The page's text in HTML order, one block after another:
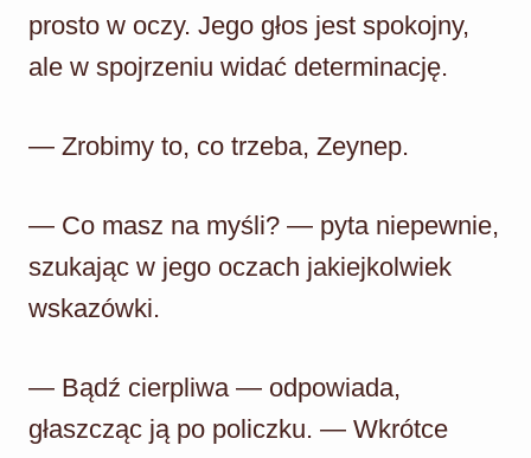
prosto w oczy. Jego głos jest spokojny,
ale w spojrzeniu widać determinację.
— Zrobimy to, co trzeba, Zeynep.
— Co masz na myśli? — pyta niepewnie,
szukając w jego oczach jakiejkolwiek
wskazówki.
— Bądź cierpliwa — odpowiada,
głaszcząc ją po policzku. — Wkrótce